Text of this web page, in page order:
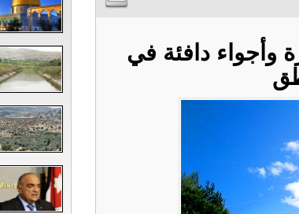
وأجواء دافئة في